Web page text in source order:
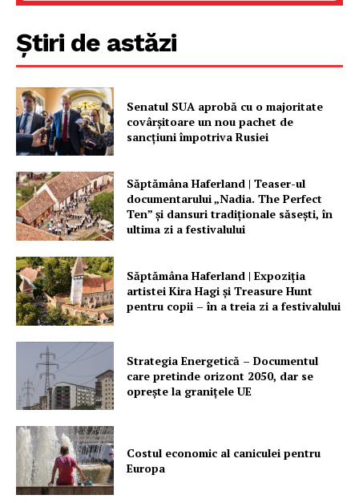
Știri de astăzi
Senatul SUA aprobă cu o majoritate
covârșitoare un nou pachet de
sancțiuni împotriva Rusiei
Săptămâna Haferland | Teaser-ul
documentarului „Nadia. The Perfect
Ten” şi dansuri tradiţionale săseşti, în
ultima zi a festivalului
Săptămâna Haferland | Expoziţia
artistei Kira Hagi şi Treasure Hunt
pentru copii – în a treia zi a festivalului
Strategia Energetică – Documentul
care pretinde orizont 2050, dar se
oprește la granițele UE
Costul economic al caniculei pentru
Europa